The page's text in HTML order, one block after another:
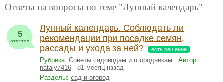
Ответы на вопросы по теме "Лунный календарь"
5
ответов
Лунный календарь. Соблюдать ли
рекомендации при посадке семян,
рассады и ухода за ней?
есть решение
Рубрика: Советы садоводам и огородникам
Автор:
nataly7416 81 месяц назад
Разделы: сад и огород